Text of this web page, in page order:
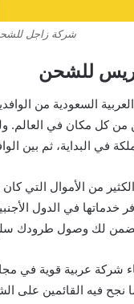
شركة زاجل
السعودية من
من كل مكان في
في البداية، ثم بين
من الأموال التي
وتضمن لك وصول طرودك
شركة عربية قوية في
نجح فيه القائمين على